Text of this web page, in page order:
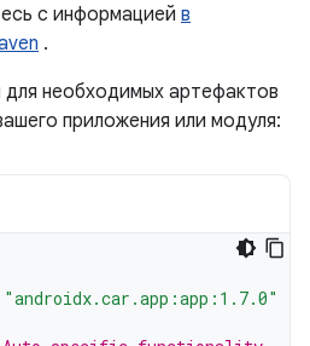
с информацией в
.
необходимых артефактов
приложения или модуля:
"androidx.car.app:app:1.7.0"